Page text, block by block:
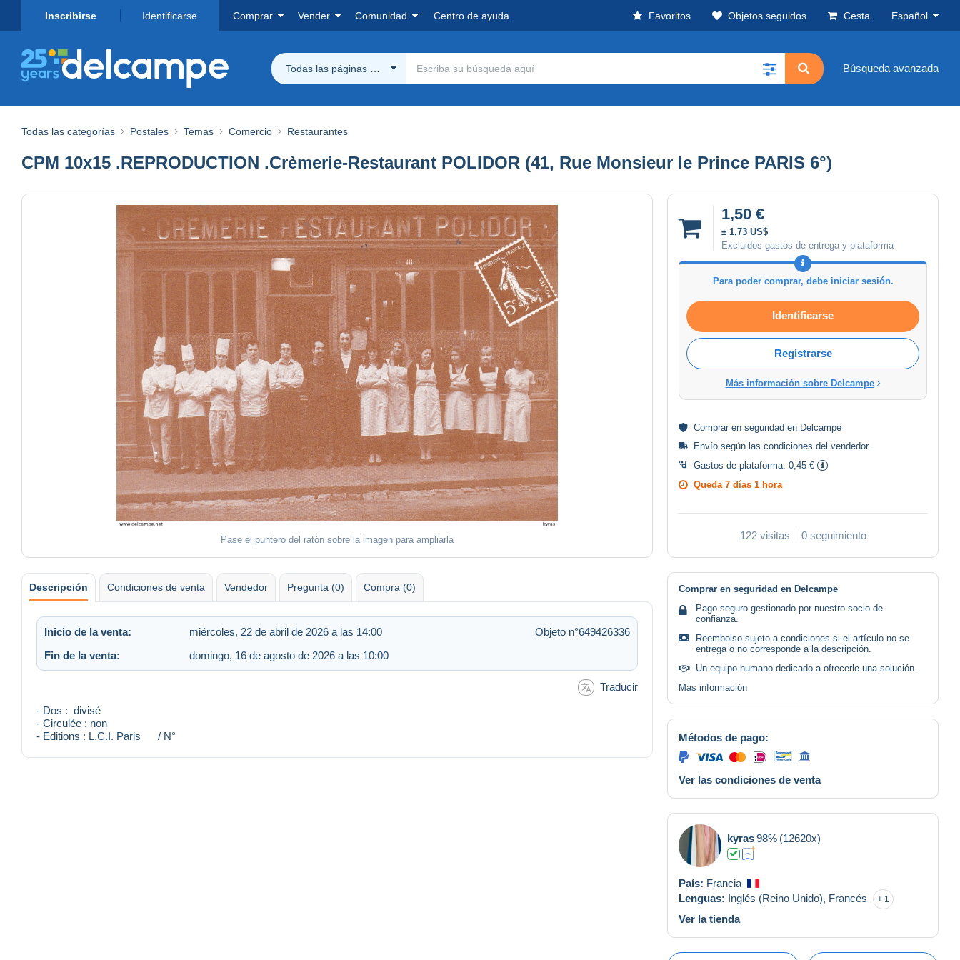
Inscribirse Identificarse Comprar Vender Comunidad Centro de ayuda Favoritos Objetos seguidos Cesta Español
Todas las páginas Delcampe Búsqueda avanzada
Todas las categorías Postales Temas Comercio Restaurantes
CPM 10x15 .REPRODUCTION .Crèmerie-Restaurant POLIDOR (41, Rue Monsieur le Prince PARIS 6°)
Pase el puntero del ratón sobre la imagen para ampliarla
1,50 €
± 1,73 US$
Excluidos gastos de entrega y plataforma
Para poder comprar, debe iniciar sesión.
Identificarse
Registrarse
Más información sobre Delcampe
Comprar en seguridad en Delcampe
Envío según las condiciones del vendedor.
Gastos de plataforma: 0,45 €
Queda 7 días 1 hora
122 visitas 0 seguimiento
Descripción Condiciones de venta Vendedor Pregunta (0) Compra (0)
Inicio de la venta: miércoles, 22 de abril de 2026 a las 14:00
Objeto n°649426336
Fin de la venta:
domingo, 16 de agosto de 2026 a las 10:00
Traducir
- Dos : divisé
- Circulée : non
- Editions : L.C.I. Paris / N°
Comprar en seguridad en Delcampe
Pago seguro gestionado por nuestro socio de
confianza.
Reembolso sujeto a condiciones si el artículo no se
entrega o no corresponde a la descripción.
Un equipo humano dedicado a ofrecerle una solución.
Más información
Métodos de pago:
Ver las condiciones de venta
kyras98% (12620x)
País: Francia
Lenguas: Inglés (Reino Unido), Francés 1
Ver la tienda